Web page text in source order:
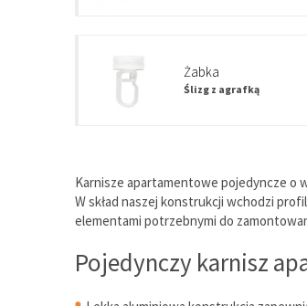
Żabka
Ślizg z agrafką
Karnisze apartamentowe pojedyncze o
W skład naszej konstrukcji wchodzi
elementami potrzebnymi do
Pojedynczy karnisz